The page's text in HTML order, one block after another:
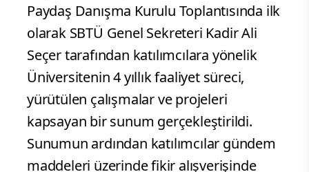
Paydaş Danışma Kurulu Toplantısında ilk
olarak SBTÜ Genel Sekreteri Kadir Ali
Seçer tarafından katılımcılara yönelik
Üniversitenin 4 yıllık faaliyet süreci,
yürütülen çalışmalar ve projeleri
kapsayan bir sunum gerçekleştirildi.
Sunumun ardından katılımcılar gündem
maddeleri üzerinde fikir alışverişinde